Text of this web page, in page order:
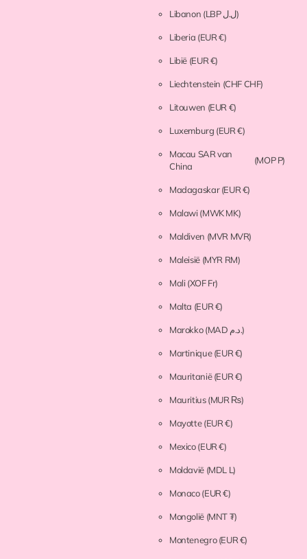
Libanon (LBP ل.ل)
Liberia (EUR €)
Libië (EUR €)
Liechtenstein (CHF CHF)
Litouwen (EUR €)
Luxemburg (EUR €)
Macau SAR van
China
(MOP P)
Madagaskar(EUR €)
Malawi(MWK MK)
Maldiven (MVR MVR)
Maleisië (MYR RM)
Mali(XOF Fr)
Malta (EUR €)
Marokko (MAD د.م.)
Martinique(EUR €)
Mauritanië(EUR €)
Mauritius(MUR ₨)
Mayotte(EUR €)
Mexico(EUR €)
Moldavië (MDL L)
Monaco(EUR €)
Mongolië (MNT ₮)
Montenegro(EUR €)